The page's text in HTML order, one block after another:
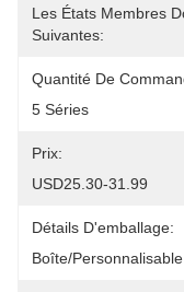
Les États Membres
Suivantes:
Quantité De
5 Séries
Prix:
USD25.30-31.99
Détails D'emballage:
Boîte/Personnalisable